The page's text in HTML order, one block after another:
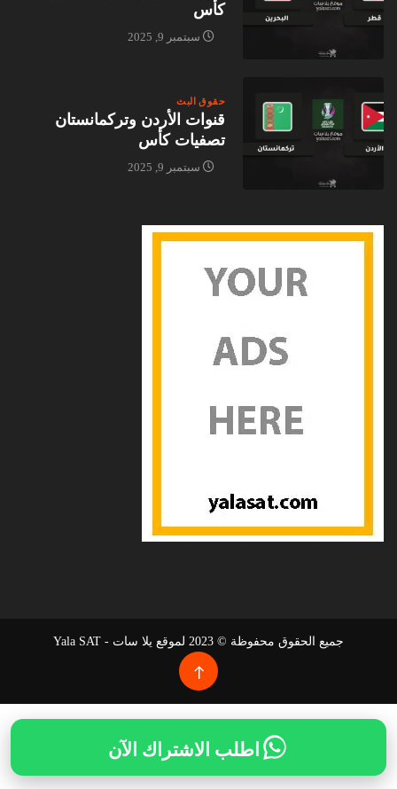
كأس
سبتمبر 9, 2025
حقوق البث
قنوات الأردن وتركمانستان
تصفيات كأس
سبتمبر 9, 2025
جميع الحقوق محفوظة © 2023 لموقع يلا سات - Yala SAT
اطلب الاشتراك الآن